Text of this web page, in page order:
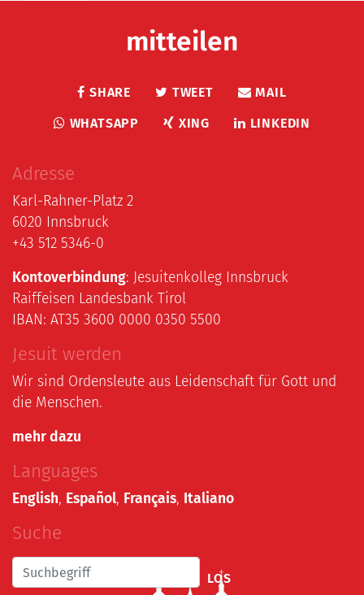
mitteilen
SHARE TWEET
MAIL
WHATSAPP
XING LINKEDIN
Adresse
Karl-Rahner-Platz 2
6020 Innsbruck
+43 512 5346-0
Kontoverbindung: Jesuitenkolleg Innsbruck
Raiffeisen Landesbank Tirol
IBAN: AT35 3600 0000 0350 5500
Jesuit werden
Wir sind Ordensleute aus Leidenschaft für Gott und
die Menschen.
mehr dazu
Languages
English, Español, Français, Italiano
Suche
LOS